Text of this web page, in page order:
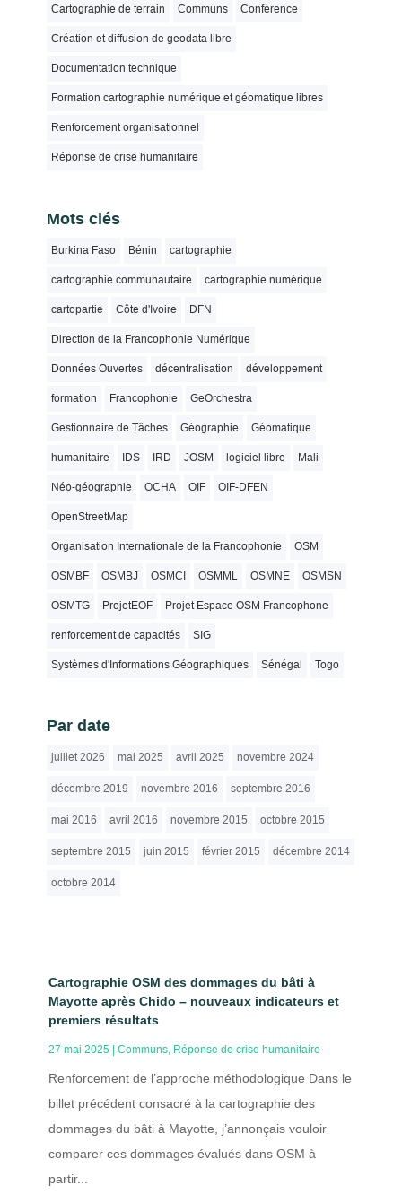
Cartographie de terrain Communs Conférence
Création et diffusion de geodata libre
Documentation technique
Formation cartographie numérique et géomatique libres
Renforcement organisationnel
Réponse de crise humanitaire
Mots clés
Burkina Faso Bénin cartographie
cartographie communautaire cartographie numérique
cartopartie Côte d'Ivoire DFN
Direction de la Francophonie Numérique
Données Ouvertes décentralisation développement
formation Francophonie GeOrchestra
Gestionnaire de Tâches Géographie Géomatique
humanitaire IDS IRD JOSM logiciel libre Mali
Néo-géographie OCHA OIF OIF-DFEN
OpenStreetMap
Organisation Internationale de la Francophonie OSM
OSMBF OSMBJ OSMCI OSMML OSMNE OSMSN
OSMTG ProjetEOF Projet Espace OSM Francophone
renforcement de capacités SIG
Systèmes d'Informations Géographiques Sénégal Togo
Par date
juillet 2026 mai 2025 avril 2025 novembre 2024
décembre 2019 novembre 2016 septembre 2016
mai 2016 avril 2016 novembre 2015 octobre 2015
septembre 2015 juin 2015 février 2015 décembre 2014
octobre 2014
Cartographie OSM des dommages du bâti à
Mayotte après Chido – nouveaux indicateurs et
premiers résultats
27 mai 2025 | Communs, Réponse de crise humanitaire
Renforcement de l’approche méthodologique Dans le
billet précédent consacré à la cartographie des
dommages du bâti à Mayotte, j’annonçais vouloir
comparer ces dommages évalués dans OSM à
partir...